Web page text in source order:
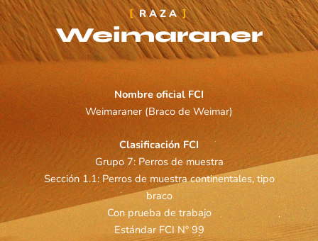
RAZA
Weimaraner
Nombre oficial FCI
Weimaraner (Braco de Weimar)
Clasificación FCI
Grupo 7: Perros de muestra
Sección 1.1: Perros de muestra continentales, tipo
braco
Con prueba de trabajo
Estándar FCI Nº 99